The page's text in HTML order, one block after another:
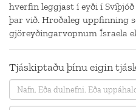
hverfin leggjast í eyði í
þar við. Hroðaleg uppfinning
gjöreyðingarvopnum Ísraela
Tjáskiptaðu þínu eigin